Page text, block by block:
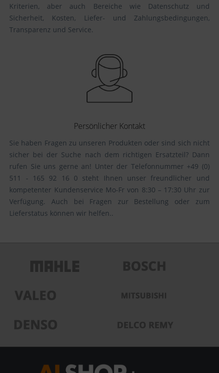
Kriterien, aber auch Bereiche wie Datenschutz und
Sicherheit, Kosten, Liefer- und Zahlungsbedingungen,
Transparenz und Service.
Persönlicher Kontakt
Sie haben Fragen zu unseren Produkten oder sind sich nicht
sicher bei der Suche nach dem richtigen Ersatzteil? Dann
rufen Sie uns gerne an! Unter der Telefonnummer +49 (0)
511 - 165 92 16 0 steht Ihnen unser freundlicher und
kompetenter Kundenservice Mo-Fr von 8:30 – 17:30 Uhr zur
Verfügung. Auch bei Fragen zur Bestellung oder zum
Lieferstatus können wir helfen..